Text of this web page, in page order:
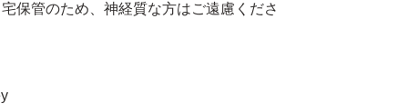
保管のため、神経質な方はご遠慮くださ